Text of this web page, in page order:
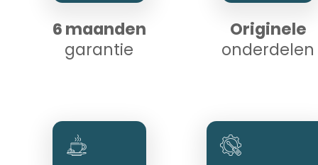
6 maanden
garantie
Originele
onderdelen